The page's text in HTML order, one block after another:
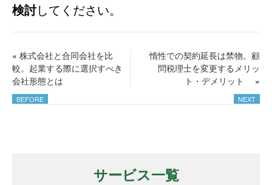
検討してください。
« 株式会社と合同会社を比
較。起業する際に選択すべき
会社形態とは
惰性での契約延長は禁物。顧
問税理士を変更するメリッ
ト・デメリット
»
サービス一覧